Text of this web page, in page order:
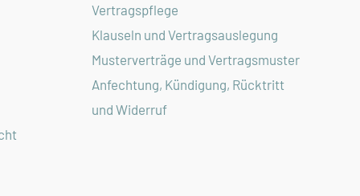
Vertragspflege
Klauseln und Vertragsauslegung
Musterverträge und Vertragsmuster
Anfechtung, Kündigung, Rücktritt
und Widerruf